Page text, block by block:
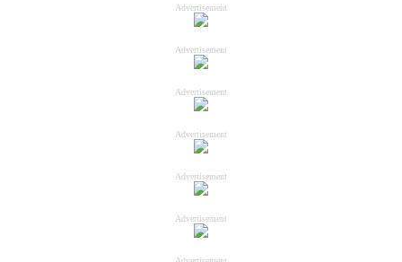
Advertisement
Advertisement
Advertisement
Advertisement
Advertisement
Advertisement